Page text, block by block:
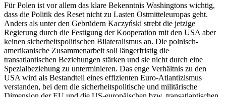
Für Polen ist vor allem das klare Bekenntnis Washingtons wichtig,
dass die Politik des Reset nicht zu Lasten Ostmitteleuropas geht.
Anders als unter den Gebrüdern Kaczyński strebt die jetzige
Regierung durch die Festigung der Kooperation mit den USA aber
keinen sicherheitspolitischen Bilateralismus an. Die polnisch-
amerikanische Zusammenarbeit soll längerfristig die
transatlantischen Beziehungen stärken und sie nicht durch eine
Spezialbeziehung zu unterminieren. Das enge Verhältnis zu den
USA wird als Bestandteil eines effizienten Euro-Atlantizismus
verstanden, bei dem die sicherheitspolitische und militärische